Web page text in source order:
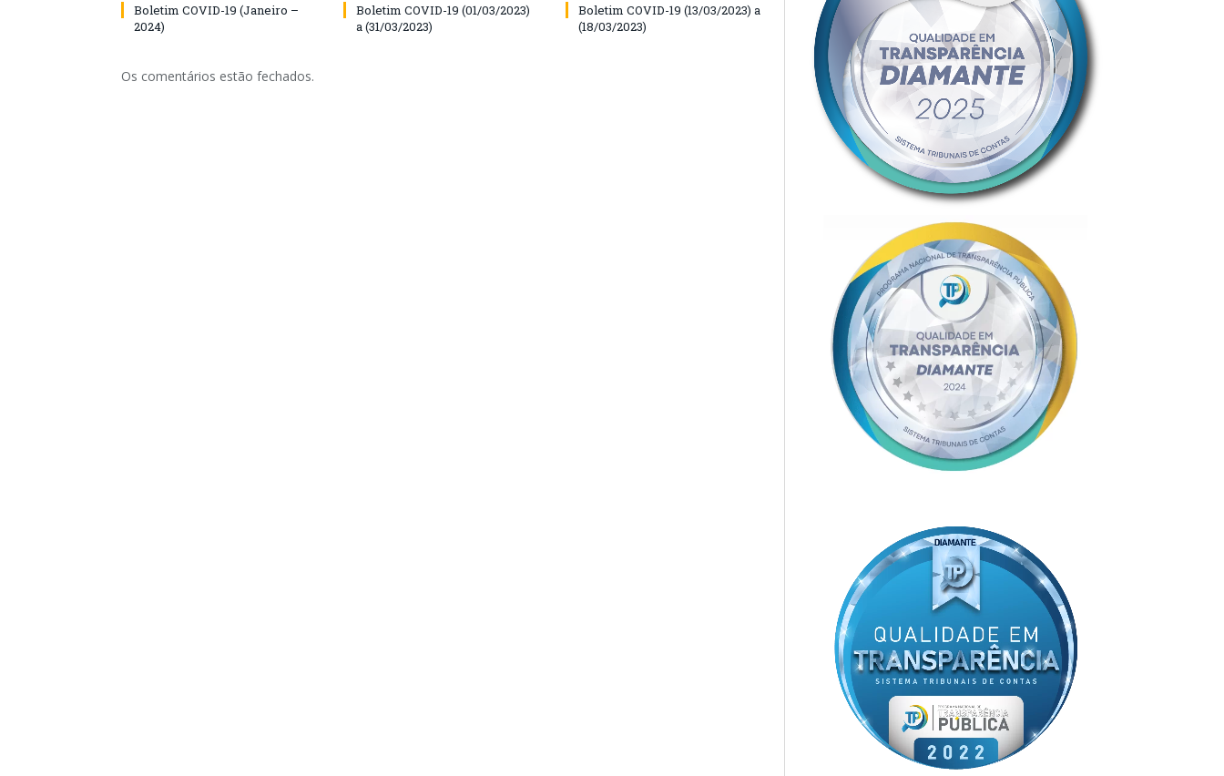
Boletim COVID-19 (Janeiro –
2024)
Boletim COVID-19 (01/03/2023)
a (31/03/2023)
Boletim COVID-19 (13/03/2023) a
(18/03/2023)
Os comentários estão fechados.